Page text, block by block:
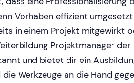
Vorhaben effizient
in einem Projekt mitgewirkt
Projektmanager der
und bietet dir ein
Werkzeuge an die Hand